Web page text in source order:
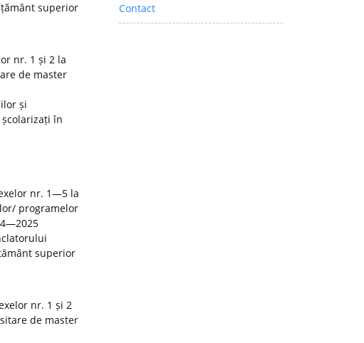
superior
nr. 1 și 2 la
de master
și
în
nr. 1—5 la
programelor
superior
nr. 1 și 2
de master
Contact